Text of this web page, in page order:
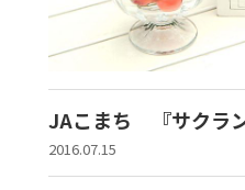
JAこまち 『サクラ
2016.07.15